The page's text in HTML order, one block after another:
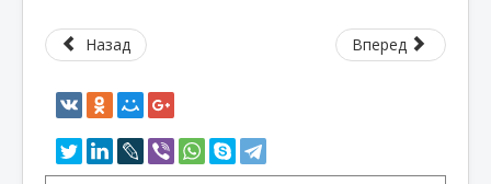
Назад Вперед